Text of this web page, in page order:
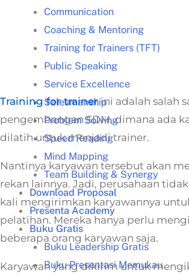
Communication
Coaching & Mentoring
Training for Trainers (TFT)
Public Speaking
Service Excellence
Salesmanship
Problem Solving
Speed Reading
Mind Mapping
Team Building & Synergy
Download Proposal
Presenta Academy
Buku Gratis
Buku Leadership Gratis
Buku Presentasi Memukau
Training for trainerini adalah salah
pengembangan SDM, dimana ada
dilatih untuk menjadi trainer.
Nantinya karyawan tersebut akan
rekan lainnya. Jadi, perusahaan
kali mengirimkan karyawannya
pelatihan. Mereka hanya perlu
beberapa orang karyawan saja.
Karyawan yang dikirim untuk